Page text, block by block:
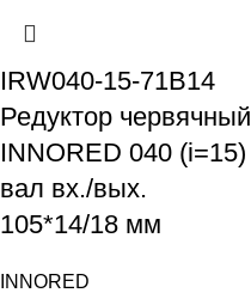
IRW040-15-71B14
Редуктор червячный
INNORED 040 (i=15)
вал вх./вых.
105*14/18 мм
INNORED